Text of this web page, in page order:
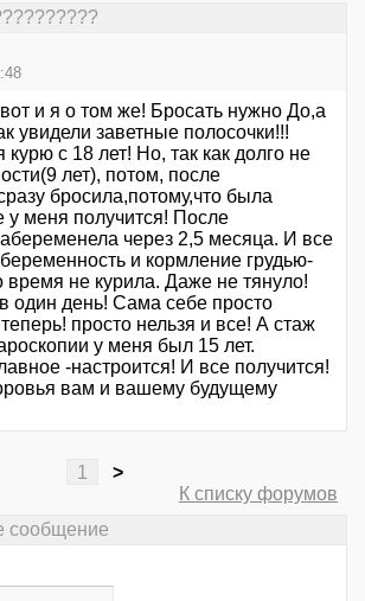
и я о том же! Бросать нужно До,а
увидели заветные полосочки!!!
с 18 лет! Но, так как долго не
лет), потом, после
бросила,потому,что была
у меня получится! После
через 2,5 месяца. И все
и кормление грудью-
время не курила. Даже не тянуло!
один день! Сама себе просто
просто нельзя и все! А стаж
у меня был 15 лет.
-настроится! И все получится!
вам и вашему будущему
1
>
К списку форумов
сообщение